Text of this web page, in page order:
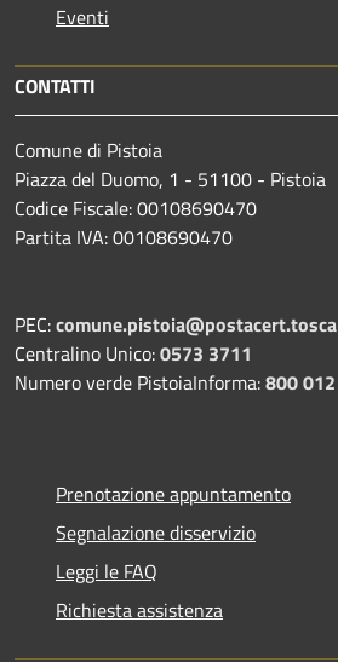
Eventi
CONTATTI
Comune di Pistoia
Piazza del Duomo, 1 - 51100 - Pistoia
Codice Fiscale: 00108690470
Partita IVA: 00108690470
PEC:
Centralino Unico:0573 3711
Numero verde PistoiaInforma:800
Prenotazione appuntamento
Segnalazione disservizio
Leggi le FAQ
Richiesta assistenza